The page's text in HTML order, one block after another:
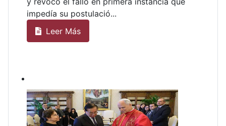
impedía su postulació...
Leer Más